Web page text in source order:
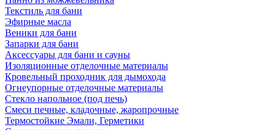
Текстиль для бани
Эфирные масла
Веники для бани
Запарки для бани
Аксессуары для бани и сауны
Изоляционные отделочные материалы
Кровельный проходник для дымохода
Огнеупорные отделочные материалы
Стекло напольное (под печь)
Смеси печные, кладочные, жаропрочные
Термостойкие Эмали, Герметики